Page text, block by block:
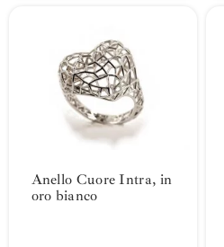
Anello Cuore Intra, in
oro bianco